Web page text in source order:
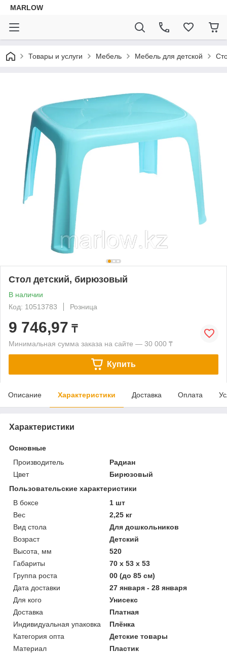
MARLOW
Товары и услуги Мебель Мебель для детской
Стол детский, бирюзовый
В наличии
Код: 10513783
Розница
9 746,97 ₸
Минимальная сумма заказа на сайте — 30 000 ₸
Купить
Описание Характеристики Доставка Оплата
Характеристики
Основные
Производитель
Радиан
Цвет
Бирюзовый
Пользовательские характеристики
В боксе
1 шт
Вес
2,25 кг
Вид стола
Для дошкольников
Возраст
Детский
Высота, мм
520
Габариты
70 x 53 x 53
Группа роста
00 (до 85 см)
Дата доставки
27 января - 28 января
Для кого
Унисекс
Доставка
Платная
Индивидуальная упаковка
Плёнка
Категория опта
Детские товары
Материал
Пластик